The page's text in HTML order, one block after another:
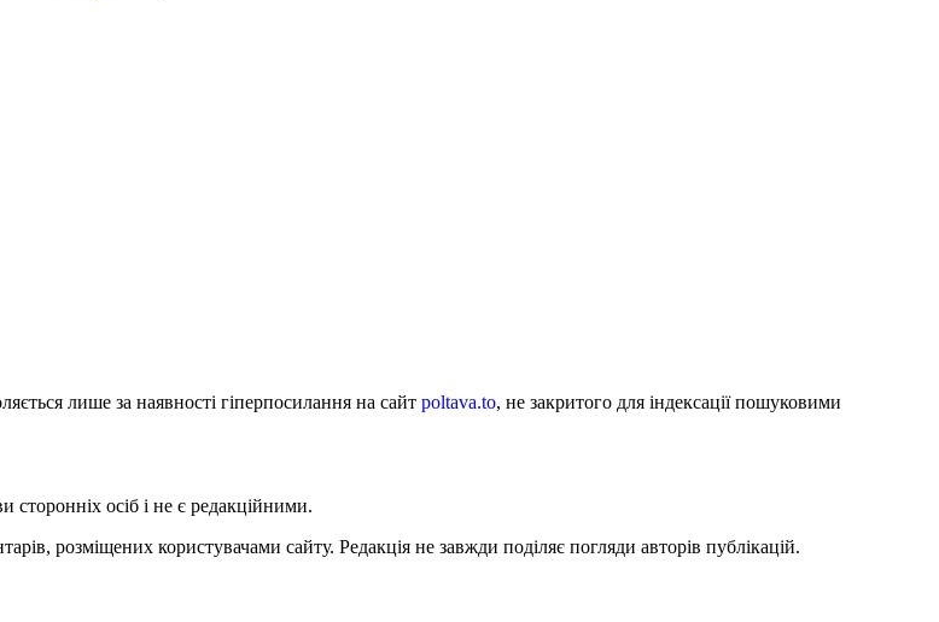
лише за наявності гіперпосилання на сайт poltava.to, не закритого для індексації пошуковими
сторонніх осіб і не є редакційними.
розміщених користувачами сайту. Редакція не завжди поділяє погляди авторів публікацій.